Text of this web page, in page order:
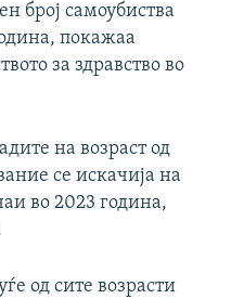
број самоубиства
покажаа
за здравство во
на возраст од
се искачија на
во 2023 година,
од сите возрасти